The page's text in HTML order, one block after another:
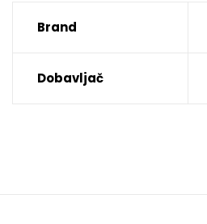
Brand
Dobavljač